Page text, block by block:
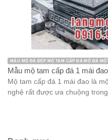
MẪU MỘ ĐÁ ĐẸP MỘ TAM CẤP ĐÁ MỘ ĐÁ
Mẫu mộ tam cấp đá 1 mái
Mộ tam cấp đá 1 mái đao là
nghệ rất được ưa chuộng